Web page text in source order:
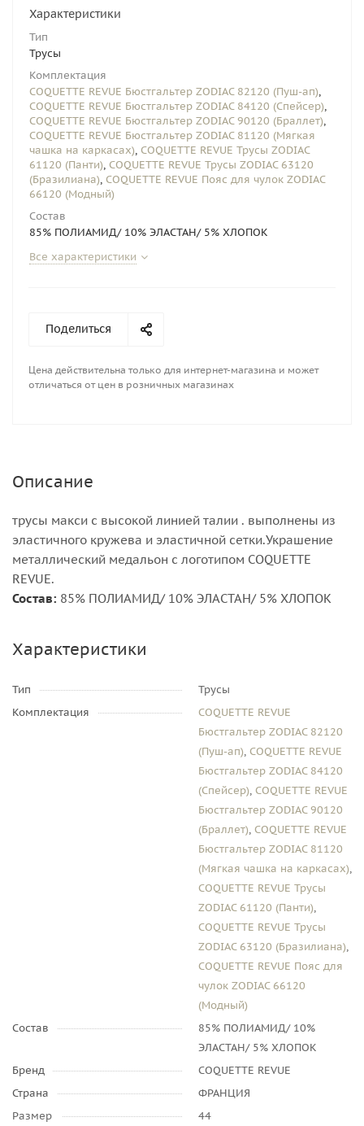
Характеристики
Тип
Трусы
Комплектация
COQUETTE REVUE Бюстгальтер ZODIAC 82120 (Пуш-ап),
COQUETTE REVUE Бюстгальтер ZODIAC 84120 (Спейсер),
COQUETTE REVUE Бюстгальтер ZODIAC 90120 (Браллет),
COQUETTE REVUE Бюстгальтер ZODIAC 81120 (Мягкая
чашка на каркасах), COQUETTE REVUE Трусы ZODIAC
61120 (Панти), COQUETTE REVUE Трусы ZODIAC 63120
(Бразилиана), COQUETTE REVUE Пояс для чулок ZODIAC
66120 (Модный)
Состав
85% ПОЛИАМИД/ 10% ЭЛАСТАН/ 5% ХЛОПОК
Все характеристики
Поделиться
Цена действительна только для интернет-магазина и может
отличаться от цен в розничных магазинах
Описание
трусы макси с высокой линией талии . выполнены из
эластичного кружева и эластичной сетки.Украшение
металлический медальон с логотипом COQUETTE
REVUE.
Состав: 85% ПОЛИАМИД/ 10% ЭЛАСТАН/ 5% ХЛОПОК
Характеристики
Тип
Трусы
Комплектация
COQUETTE REVUE
Бюстгальтер ZODIAC 82120
(Пуш-ап), COQUETTE REVUE
Бюстгальтер ZODIAC 84120
(Спейсер), COQUETTE REVUE
Бюстгальтер ZODIAC 90120
(Браллет), COQUETTE REVUE
Бюстгальтер ZODIAC 81120
(Мягкая чашка на каркасах),
COQUETTE REVUE Трусы
ZODIAC 61120 (Панти),
COQUETTE REVUE Трусы
ZODIAC 63120 (Бразилиана),
COQUETTE REVUE Пояс для
чулок ZODIAC 66120
(Модный)
Состав
85% ПОЛИАМИД/ 10%
ЭЛАСТАН/ 5% ХЛОПОК
Бренд
COQUETTE REVUE
Страна
ФРАНЦИЯ
Размер
44